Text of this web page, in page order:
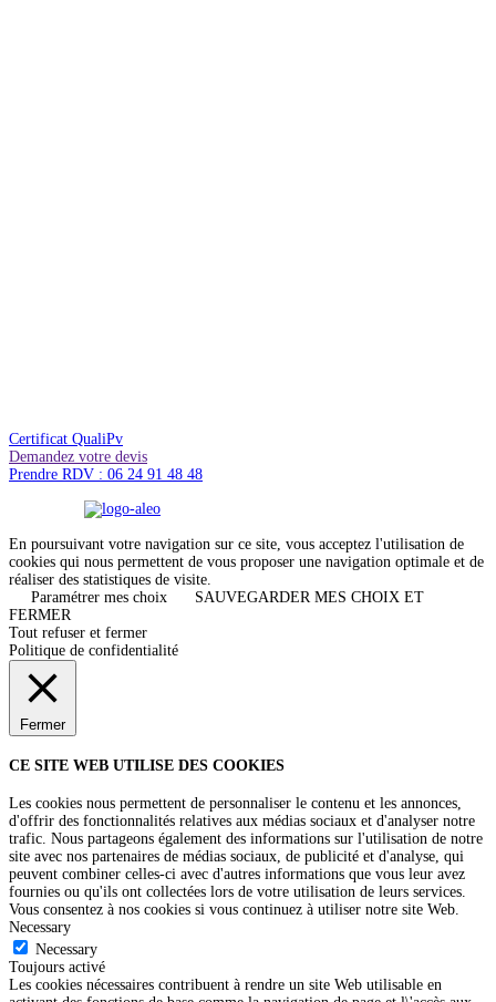
Certificat QualiPv
Demandez votre devis
Prendre RDV : 06 24 91 48 48
En poursuivant votre navigation sur ce site, vous acceptez l'utilisation de
cookies qui nous permettent de vous proposer une navigation optimale et de
réaliser des statistiques de visite.
Paramétrer mes choix
SAUVEGARDER MES CHOIX ET
FERMER
Tout refuser et fermer
Politique de confidentialité
Fermer
CE SITE WEB UTILISE DES COOKIES
Les cookies nous permettent de personnaliser le contenu et les annonces,
d'offrir des fonctionnalités relatives aux médias sociaux et d'analyser notre
trafic. Nous partageons également des informations sur l'utilisation de notre
site avec nos partenaires de médias sociaux, de publicité et d'analyse, qui
peuvent combiner celles-ci avec d'autres informations que vous leur avez
fournies ou qu'ils ont collectées lors de votre utilisation de leurs services.
Vous consentez à nos cookies si vous continuez à utiliser notre site Web.
Necessary
Necessary
Toujours activé
Les cookies nécessaires contribuent à rendre un site Web utilisable en